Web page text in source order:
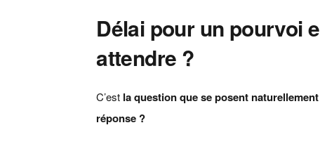
Délai pour un pourvoi
attendre ?
C’est la question que se posent
réponse ?